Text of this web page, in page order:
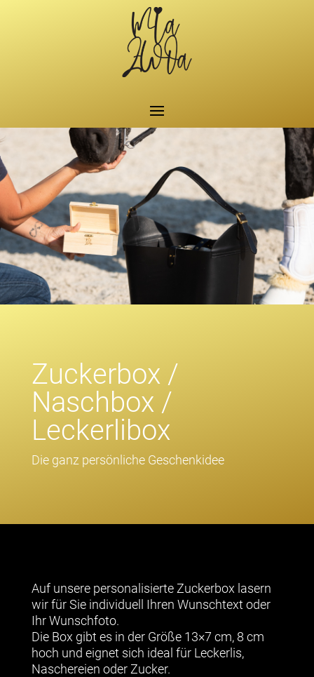
Zuckerbox /
Naschbox /
Leckerlibox
Die ganz persönliche Geschenkidee
Auf unsere personalisierte Zuckerbox lasern
wir für Sie individuell Ihren Wunschtext oder
Ihr Wunschfoto.
Die Box gibt es in der Größe 13×7 cm, 8 cm
hoch und eignet sich ideal für Leckerlis,
Naschereien oder Zucker.